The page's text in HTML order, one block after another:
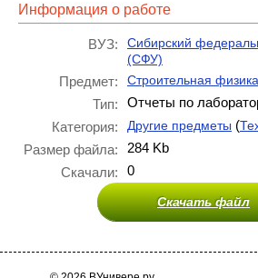
Информация о работе
ВУЗ:
Сибирский
(СФУ)
Предмет: Строительная физика
Тип:
Отчеты по
Категория:
Другие предметы (
Размер файла:
284 Kb
Скачали:
0
Скачать файл